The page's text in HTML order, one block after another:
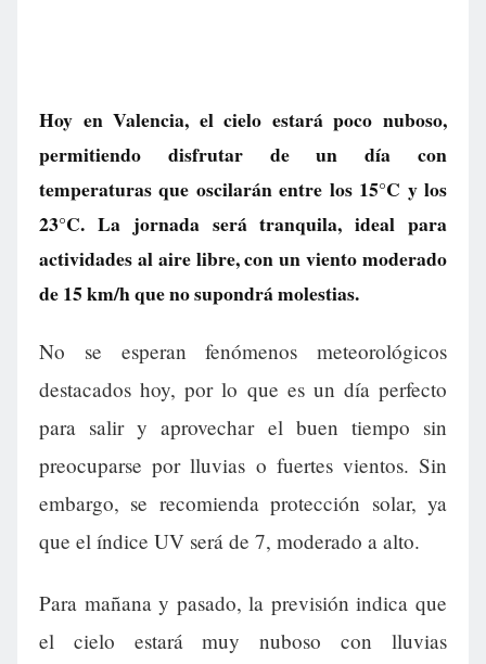
Hoy en Valencia, el cielo estará poco nuboso,
permitiendo disfrutar de un día con
temperaturas que oscilarán entre los 15°C y los
23°C. La jornada será tranquila, ideal para
actividades al aire libre, con un viento moderado
de 15 km/h que no supondrá molestias.
No se esperan fenómenos meteorológicos
destacados hoy, por lo que es un día perfecto
para salir y aprovechar el buen tiempo sin
preocuparse por lluvias o fuertes vientos. Sin
embargo, se recomienda protección solar, ya
que el índice UV será de 7, moderado a alto.
Para mañana y pasado, la previsión indica que
el cielo estará muy nuboso con lluvias